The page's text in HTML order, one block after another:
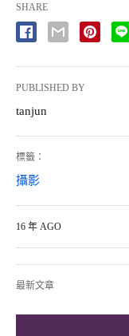
SHARE
PUBLISHED BY
tanjun
標籤：
攝影
16 年 AGO
最新文章